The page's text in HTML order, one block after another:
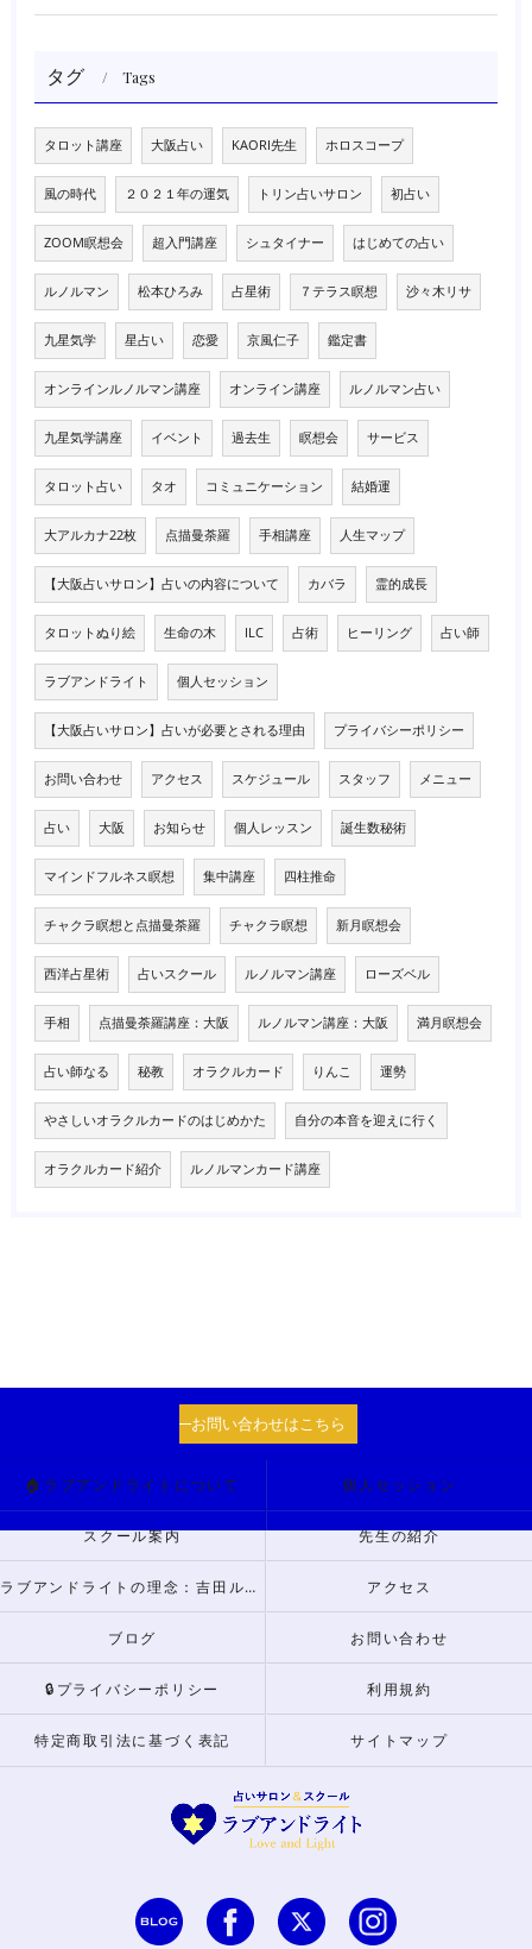
タグ Tags
タロット講座 大阪占い KAORI先生 ホロスコープ
風の時代 ２０２１年の運気 トリン占いサロン 初占い
ZOOM瞑想会 超入門講座 シュタイナー はじめての占い
ルノルマン 松本ひろみ 占星術 ７テラス瞑想 沙々木リサ
九星気学 星占い 恋愛 京風仁子 鑑定書
オンラインルノルマン講座 オンライン講座 ルノルマン占い
九星気学講座 イベント 過去生 瞑想会 サービス
タロット占い タオ コミュニケーション 結婚運
大アルカナ22枚 点描曼荼羅 手相講座 人生マップ
【大阪占いサロン】占いの内容について カバラ 霊的成長
タロットぬり絵 生命の木 ILC 占術 ヒーリング 占い師
ラブアンドライト 個人セッション
【大阪占いサロン】占いが必要とされる理由 プライバシーポリシー
お問い合わせ アクセス スケジュール スタッフ メニュー
占い 大阪 お知らせ 個人レッスン 誕生数秘術
マインドフルネス瞑想 集中講座 四柱推命
チャクラ瞑想と点描曼荼羅 チャクラ瞑想 新月瞑想会
西洋占星術 占いスクール ルノルマン講座 ローズベル
手相 点描曼荼羅講座：大阪 ルノルマン講座：大阪 満月瞑想会
占い師なる 秘教 オラクルカード りんこ 運勢
やさしいオラクルカードのはじめかた 自分の本音を迎えに行く
オラクルカード紹介 ルノルマンカード講座
お問い合わせはこちら
🏠ラブアンドライトについて 個人セッション
スクール案内 先生の紹介
ラブアンドライトの理念：吉田ルナからのメッセージ アクセス
ブログ お問い合わせ
🔒プライバシーポリシー 利用規約
特定商取引法に基づく表記 サイトマップ